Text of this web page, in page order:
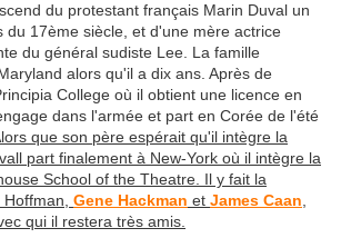
du protestant français Marin Duval un
du 17ème siècle, et d'une mère actrice
du général sudiste Lee. La famille
alors qu'il a dix ans. Après de
College où il obtient une licence en
dans l'armée et part en Corée de l'été
que son père espérait qu'il intègre la
part finalement à New-York où il intègre la
School of the Theatre. Il y fait la
Gene Hackman et James Caan
qui il restera très amis.